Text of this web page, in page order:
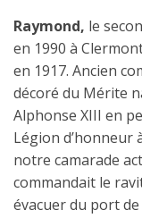
Raymond, le
en 1990 à
en 1917. Ancien
décoré du Mérite
Alphonse XIII en
Légion d’honneur
notre camarade
commandait le
évacuer du port